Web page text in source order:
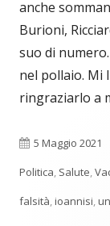
anche
Burioni,
suo di
nel pollaio. Mi
ringraziarlo a
Pubblicato
5 Maggio 2021
Politica, Salute,
falsità,ioannisi,